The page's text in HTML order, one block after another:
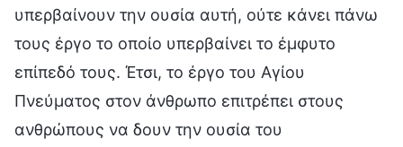
υπερβαίνουν την ουσία αυτή, ούτε κάνει πάνω
τους έργο το οποίο υπερβαίνει το έμφυτο
επίπεδό τους. Έτσι, το έργο του Αγίου
Πνεύματος στον άνθρωπο επιτρέπει στους
ανθρώπους να δουν την ουσία του